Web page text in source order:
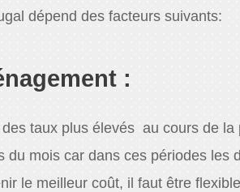
dépend des facteurs suivants:
:
taux plus élevés au cours de la
mois car dans ces périodes les
le meilleur coût, il faut être